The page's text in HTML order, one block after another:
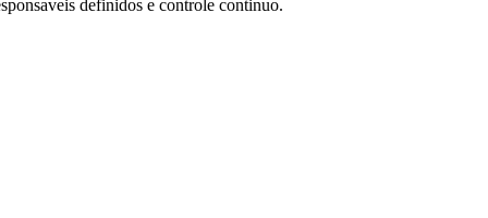
definidos e controle continuo.